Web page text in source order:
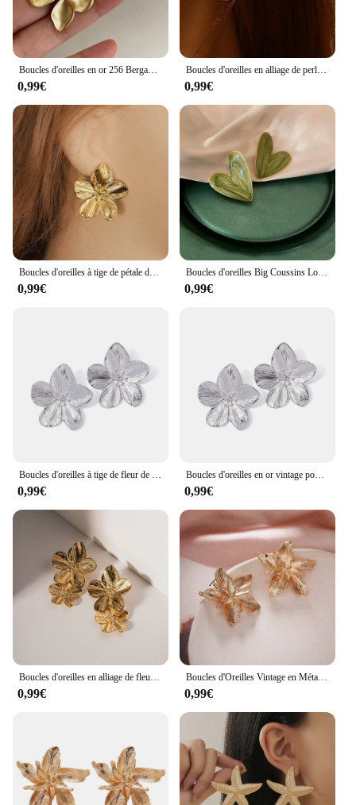
Boucles d'oreilles en or 256 Bergame Etal Flower Stud pour femmes et filles, S 03/Wear, Bijoux de fête à la mode, Cadeaux, 2024
0,99€
Boucles d'oreilles en alliage de perles baroques pour femmes, accessoires de cheveux rétro, boucles d'oreilles irrégulières, cadeau de bijoux simples, document en or, 216.239.
0,99€
Boucles d'oreilles à tige de pétale de carillon en métal pour femmes, plaqué or, boucle d'oreille fleur simple, fête de filles, banquet de mariage, bijoux de déclaration, nouveau
0,99€
Boucles d'oreilles Big Coussins Love Stud pour femmes et filles, bijoux esthétiques, motif de document minimaliste, blanc, vert, graffiti, glaçure
0,99€
Boucles d'oreilles à tige de fleur de document en or vintage français pour femmes, alliage de mode, bijoux de fête de luxe
0,99€
Boucles d'oreilles en or vintage pour femmes, boucles d'oreilles à tige de fleur, déclaration géométrique simple, cadeaux de fête
0,99€
0,99€
Boucles d'Oreilles Vintage en Métal avec Grandes Fleurs, Accessoires de Bijoux à la Mode, pour Document localité et Argenté, pour Déclaration Géométrique, pour Femme
0,99€